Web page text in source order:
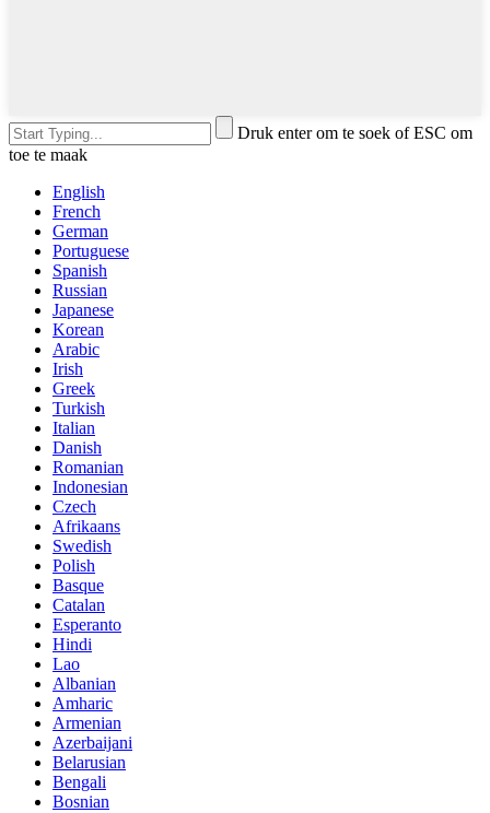
Druk enter om te soek of ESC om
toe te maak
English
French
German
Portuguese
Spanish
Russian
Japanese
Korean
Arabic
Irish
Greek
Turkish
Italian
Danish
Romanian
Indonesian
Czech
Afrikaans
Swedish
Polish
Basque
Catalan
Esperanto
Hindi
Lao
Albanian
Amharic
Armenian
Azerbaijani
Belarusian
Bengali
Bosnian